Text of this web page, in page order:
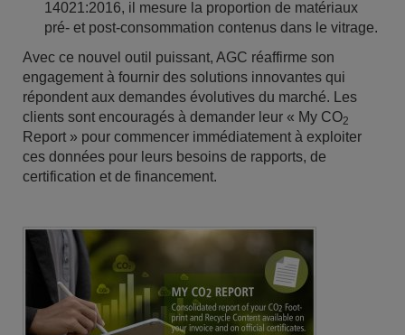
14021:2016, il mesure la proportion de matériaux
pré- et post-consommation contenus dans le vitrage.
Avec ce nouvel outil puissant, AGC réaffirme son
engagement à fournir des solutions innovantes qui
répondent aux demandes évolutives du marché. Les
clients sont encouragés à demander leur « My CO2
Report » pour commencer immédiatement à exploiter
ces données pour leurs besoins de rapports, de
certification et de financement.